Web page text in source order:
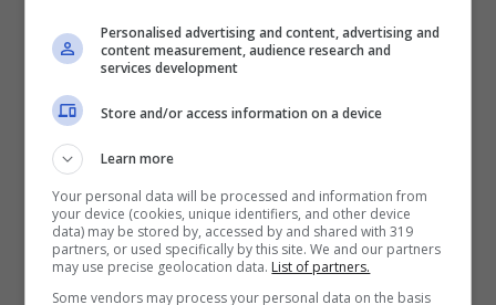
Intanto apiazza Cavour,dall’altra parte del
Tevere, un corteo con un centinaio di
persone sfila per via Cicerone. Bandiere
italiane che sventolano e slogan contro il
Presidente Conte. Ingente la presenza della
polizia: camionette e agenti in tenuta
Personalised advertising and content, advertising and
content measurement, audience research and
services development
Store and/or access information on a device
Learn more
Your personal data will be processed and information from
your device (cookies, unique identifiers, and other device
data) may be stored by, accessed by and shared with 319
partners, or used specifically by this site. We and our partners
may use precise geolocation data. List of partners.
Some vendors may process your personal data on the basis